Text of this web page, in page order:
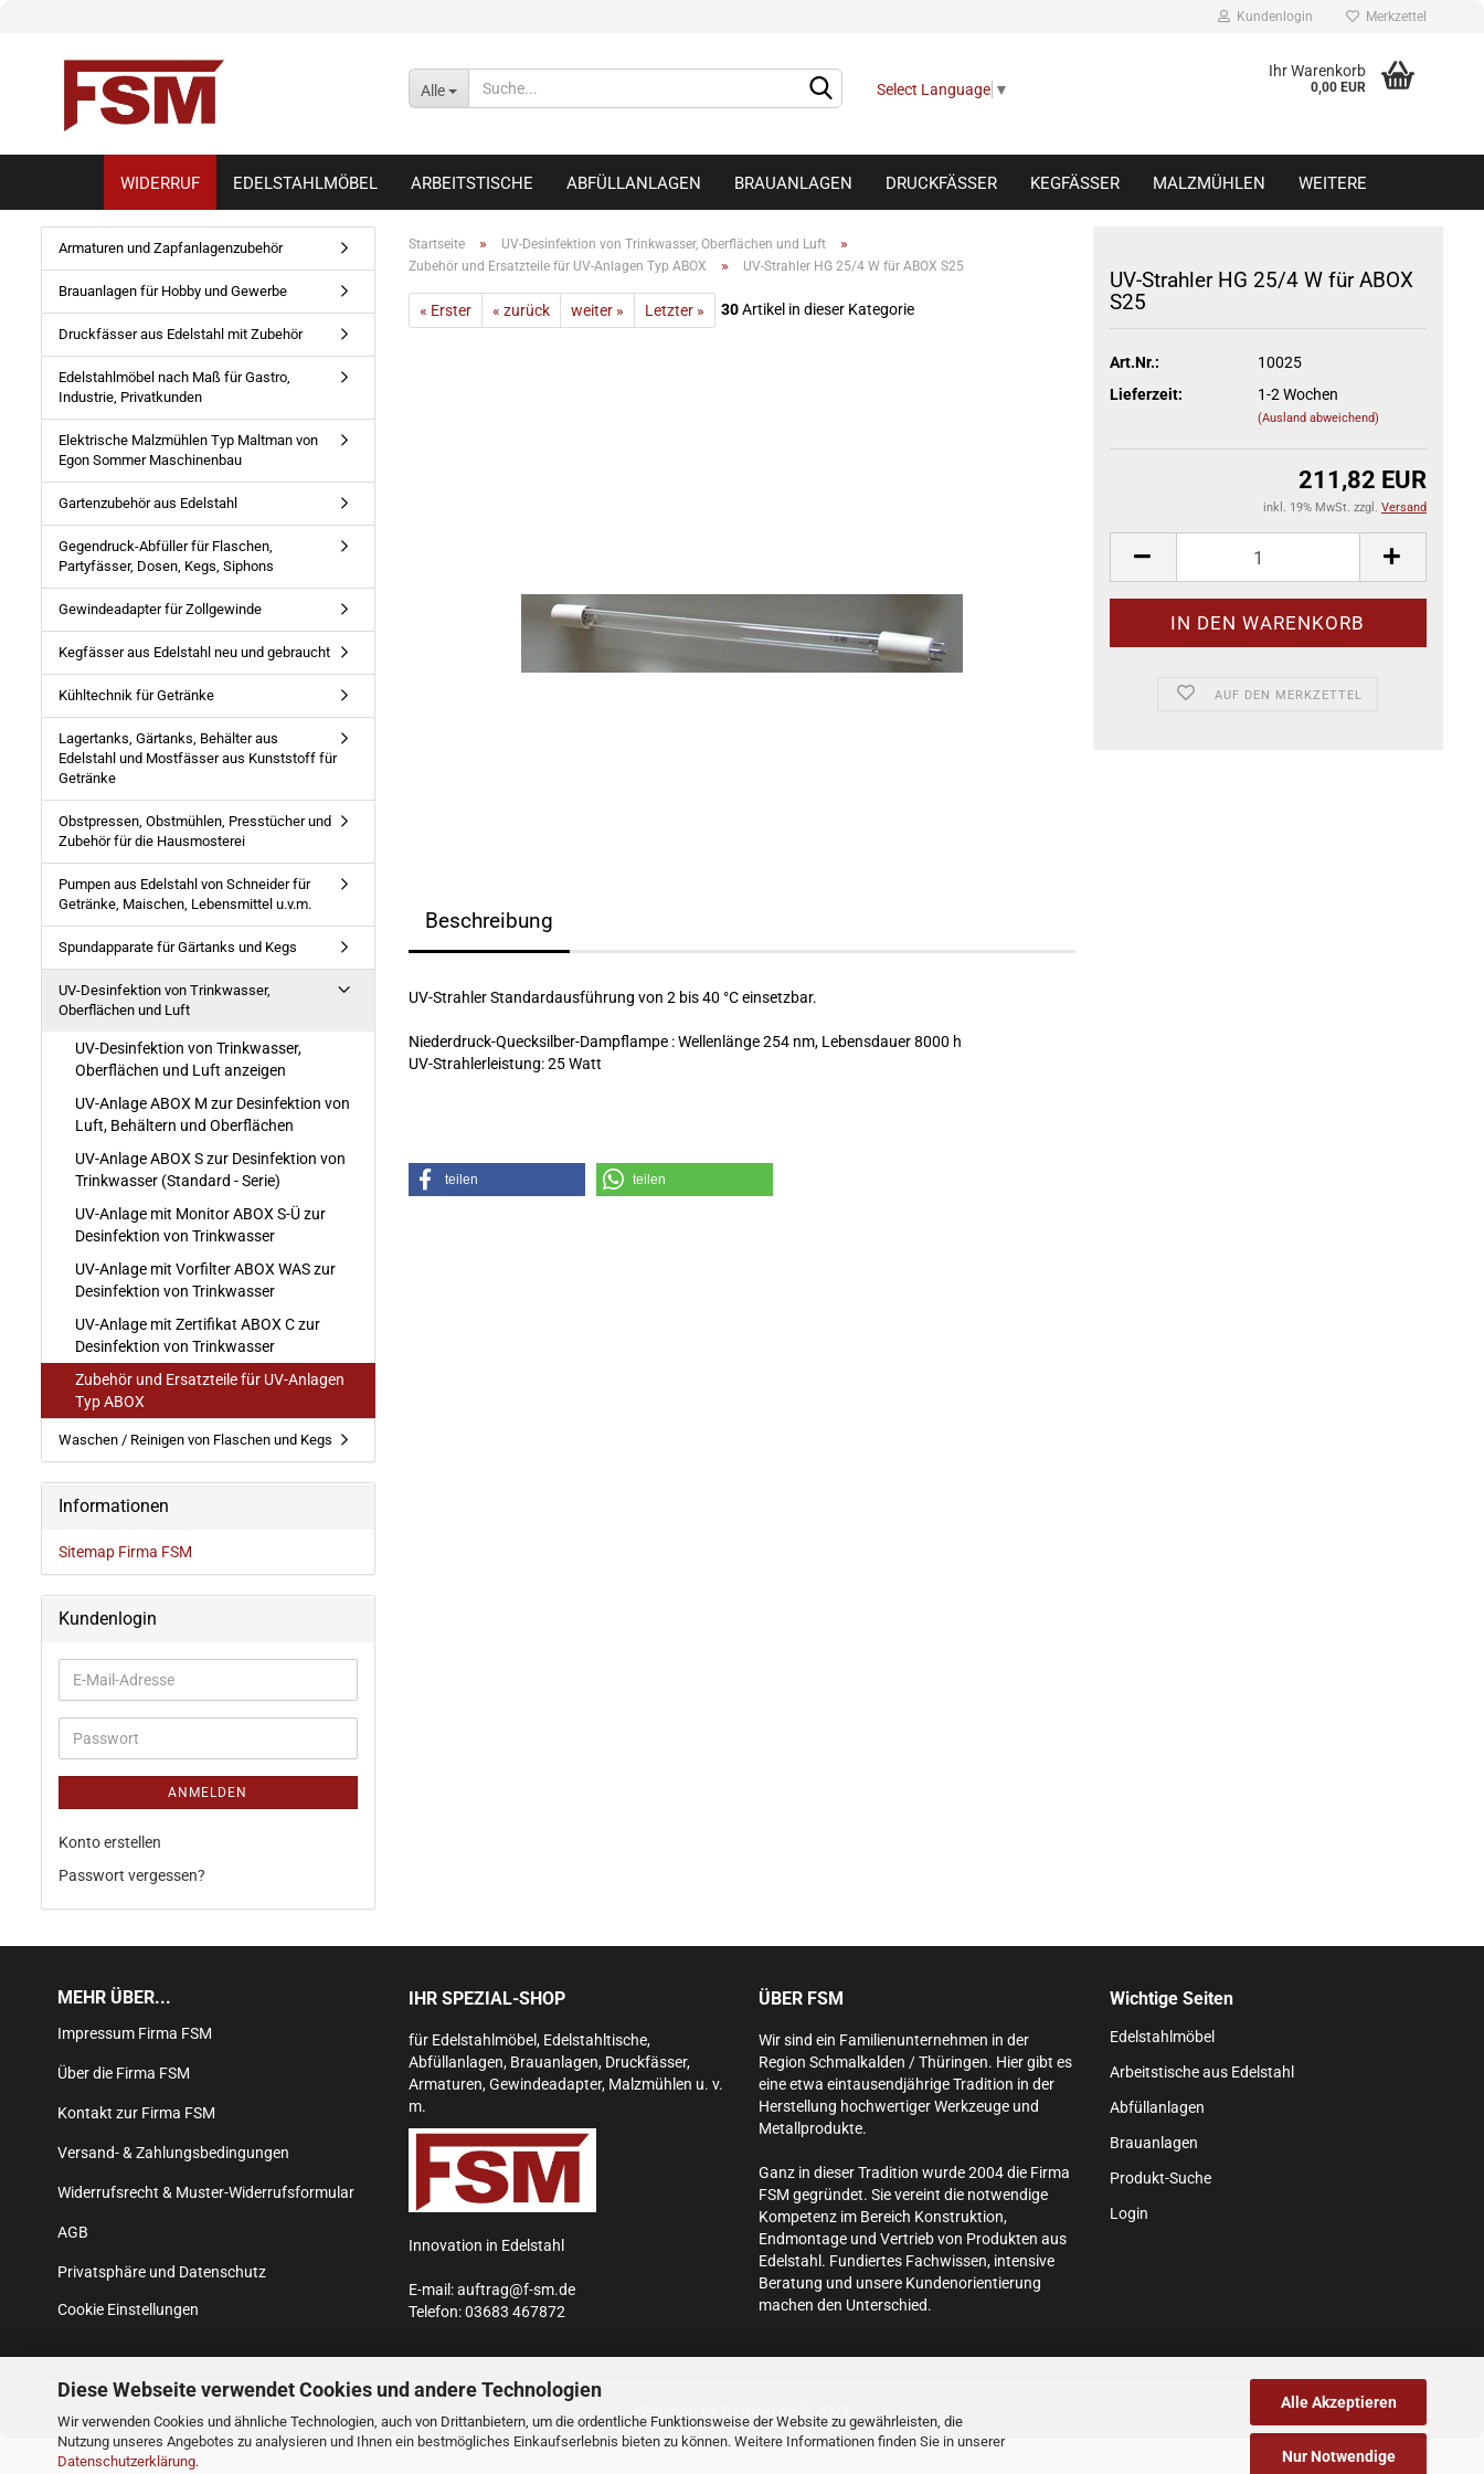
Diese Webseite verwendet Cookies und andere Technologien
Wir verwenden Cookies und ähnliche Technologien, auch von Drittanbietern, um die ordentliche Funktionsweise der Website zu gewährleisten, die
Nutzung unseres Angebotes zu analysieren und Ihnen ein bestmögliches Einkaufserlebnis bieten zu können. Weitere Informationen finden Sie in unserer
Datenschutzerklärung.
Alle Akzeptieren
Nur Notwendige
Kundenlogin
Passwort vergessen?
Merkzettel
Alle Select Language ▼
Ihr Warenkorb
0,00 EUR
WIDERRUF EDELSTAHLMÖBEL ARBEITSTISCHE ABFÜLLANLAGEN BRAUANLAGEN DRUCKFÄSSER KEGFÄSSER MALZMÜHLEN WEITERE
Startseite » UV-Desinfektion von Trinkwasser, Oberflächen und Luft »
Zubehör und Ersatzteile für UV-Anlagen Typ ABOX » UV-Strahler HG 25/4 W für ABOX S25
« Erster « zurück weiter » Letzter » 30Artikel in dieser Kategorie
UV-Strahler HG 25/4 W für ABOX
S25
Art.Nr.:
10025
Lieferzeit:
1-2 Wochen
(Ausland abweichend)
211,82 EUR
inkl. 19% MwSt. zzgl. Versand
AUF DEN MERKZETTEL
Beschreibung
UV-Strahler Standardausführung von 2 bis 40 °C einsetzbar.
Niederdruck-Quecksilber-Dampflampe : Wellenlänge 254 nm, Lebensdauer 8000 h
UV-Strahlerleistung: 25 Watt
teilen teilen
Armaturen und Zapfanlagenzubehör
Brauanlagen für Hobby und Gewerbe
Druckfässer aus Edelstahl mit Zubehör
Edelstahlmöbel nach Maß für Gastro,
Industrie, Privatkunden
Elektrische Malzmühlen Typ Maltman von
Egon Sommer Maschinenbau
Gartenzubehör aus Edelstahl
Gegendruck-Abfüller für Flaschen,
Partyfässer, Dosen, Kegs, Siphons
Gewindeadapter für Zollgewinde
Kegfässer aus Edelstahl neu und gebraucht
Kühltechnik für Getränke
Lagertanks, Gärtanks, Behälter aus
Edelstahl und Mostfässer aus Kunststoff für
Getränke
Obstpressen, Obstmühlen, Presstücher und
Zubehör für die Hausmosterei
Pumpen aus Edelstahl von Schneider für
Getränke, Maischen, Lebensmittel u.v.m.
Spundapparate für Gärtanks und Kegs
UV-Desinfektion von Trinkwasser,
Oberflächen und Luft
UV-Desinfektion von Trinkwasser,
Oberflächen und Luft anzeigen
UV-Anlage ABOX M zur Desinfektion von
Luft, Behältern und Oberflächen
UV-Anlage ABOX S zur Desinfektion von
Trinkwasser (Standard - Serie)
UV-Anlage mit Monitor ABOX S-Ü zur
Desinfektion von Trinkwasser
UV-Anlage mit Vorfilter ABOX WAS zur
Desinfektion von Trinkwasser
UV-Anlage mit Zertifikat ABOX C zur
Desinfektion von Trinkwasser
Zubehör und Ersatzteile für UV-Anlagen
Typ ABOX
Waschen / Reinigen von Flaschen und Kegs
Informationen
Sitemap Firma FSM
Kundenlogin
ANMELDEN
Konto erstellen
Passwort vergessen?
MEHR ÜBER...
Impressum Firma FSM
Über die Firma FSM
Kontakt zur Firma FSM
Versand- & Zahlungsbedingungen
Widerrufsrecht & Muster-Widerrufsformular
AGB
Privatsphäre und Datenschutz
Cookie Einstellungen
IHR SPEZIAL-SHOP
für Edelstahlmöbel, Edelstahltische,
Abfüllanlagen, Brauanlagen, Druckfässer,
Armaturen, Gewindeadapter, Malzmühlen u. v.
m.
Innovation in Edelstahl
E-mail:auftrag@f-sm.de
Telefon:03683 467872
ÜBER FSM
Wir sind ein Familienunternehmen in der
Region Schmalkalden / Thüringen. Hier gibt es
eine etwa eintausendjährige Tradition in der
Herstellung hochwertiger Werkzeuge und
Metallprodukte.
Ganz in dieser Tradition wurde 2004 die Firma
FSM gegründet. Sie vereint die notwendige
Kompetenz im Bereich Konstruktion,
Endmontage und Vertrieb von Produkten aus
Edelstahl. Fundiertes Fachwissen, intensive
Beratung und unsere Kundenorientierung
machen den Unterschied.
Wichtige Seiten
Edelstahlmöbel
Arbeitstische aus Edelstahl
Abfüllanlagen
Brauanlagen
Produkt-Suche
Login